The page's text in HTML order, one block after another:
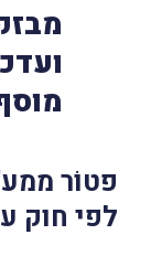
פטוֹר
לפי חוק